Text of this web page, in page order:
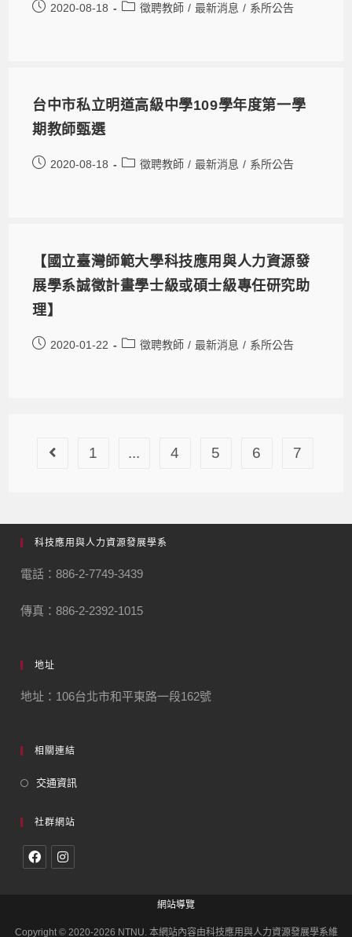
2020-08-18 徵聘教師 / 最新消息 / 系所公告
台中市私立明道高級中學109學年度第一學
期教師甄選
2020-08-18 徵聘教師 / 最新消息 / 系所公告
【國立臺灣師範大學科技應用與人力資源發
展學系誠徵計畫學士級或碩士級專任研究助
理】
2020-01-22 徵聘教師 / 最新消息 / 系所公告
1 ... 4 5 6 7
科技應用與人力資源發展學系
電話：886-2-7749-3439
傳真：886-2-2392-1015
地址
地址：106台北市和平東路一段162號
相關連結
交通資訊
社群網站
網站導覽
Copyright © 2020-2026 NTNU. 本網站內容由科技應用與人力資源發展學系維